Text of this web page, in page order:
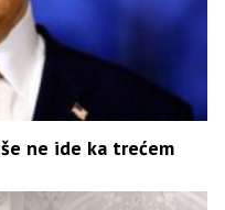
ne ide ka trećem